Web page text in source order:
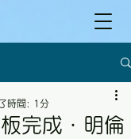
完成・明倫
時間: 1分